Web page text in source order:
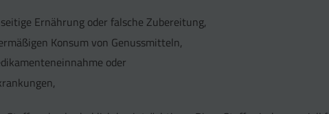
Ernährung oder falsche Zubereitung,
Konsum von Genussmitteln,
oder